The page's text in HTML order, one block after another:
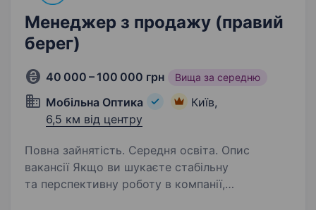
Менеджер з продажу (правий
берег)
40 000 – 100 000 грн Вища за середню
Мобільна Оптика
Київ,
6,5 км від центру
Повна зайнятість. Середня освіта. Опис
вакансії Якщо ви шукаєте стабільну
та перспективну роботу в компанії,